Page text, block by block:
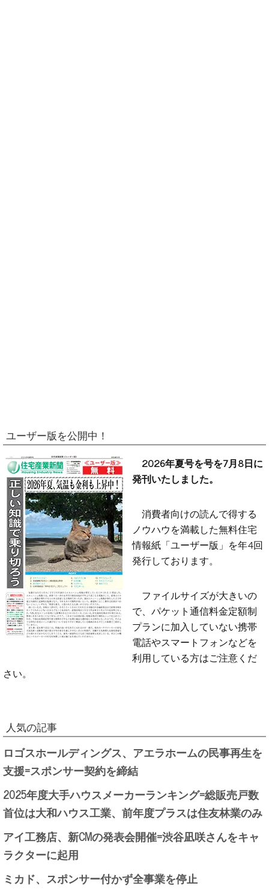
ユーザー版を公開中！
2026年夏号を号を7月8日に
発刊いたしました。
消費者向けの読んで得する
ノウハウを満載した無料住宅
情報紙「ユーザー版」を年4回
発行しております。
ファイルサイズが大きいの
で、パケット通信料金定額制
プランに加入していない携帯
電話やスマートフォンなどを
利用している方はご注意くだ
さい。
人気の記事
ロゴスホールディングス、アエラホームの民事再生を
支援=スポンサー契約を締結
2025年度大手ハウスメーカーランキング=総販売戸数
首位は大和ハウス工業、前年度プラスは住友林業のみ
アイ工務店、新CMの発表会開催=渋谷凪咲さんをキャ
ラクターに起用
ミカド、スポンサー付かず全事業を停止